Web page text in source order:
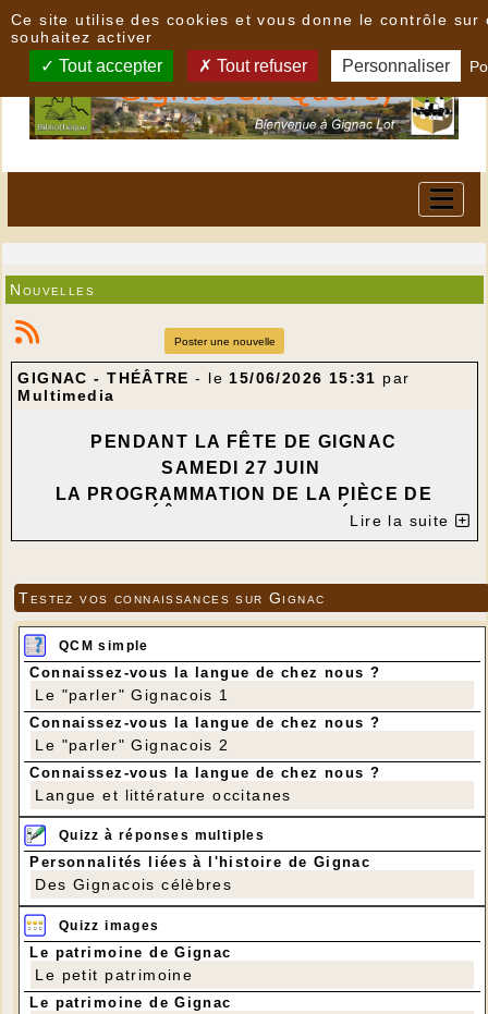
Nouvelles
Poster une nouvelle
GIGNAC - THÉÂTRE- le15/06/2026 15:31 par
Multimedia
PENDANT LA FÊTE DE GIGNAC
SAMEDI 27 JUIN
LA PROGRAMMATION DE LA PIÈCE DE
THÉÂTRE EST ANNULÉE
---
Lire la suite
Testez vos connaissances sur Gignac
QCM simple
Connaissez-vous la langue de chez nous ?
Le "parler" Gignacois 1
Connaissez-vous la langue de chez nous ?
Le "parler" Gignacois 2
Connaissez-vous la langue de chez nous ?
Langue et littérature occitanes
Quizz à réponses multiples
Personnalités liées à l'histoire de Gignac
Des Gignacois célèbres
Quizz images
Le patrimoine de Gignac
Le petit patrimoine
Le patrimoine de Gignac
Ce site utilise des cookies et vous donne le contrôle sur
souhaitez activer
Tout accepter Tout refuser Personnaliser